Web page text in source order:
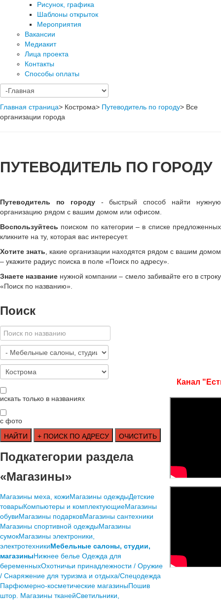
Рисунок, графика
Шаблоны открыток
Мероприятия
Вакансии
Медиакит
Лица проекта
Контакты
Способы оплаты
Главная страница> Кострома> Путеводитель по городу> Все
организации города
ПУТЕВОДИТЕЛЬ ПО ГОРОДУ
Путеводитель по городу- быстрый способ найти нужную
организацию рядом с вашим домом или офисом.
Воспользуйтесь поиском по категории – в списке предложенных
кликните на ту, которая вас интересует.
Хотите знать , какие организации находятся рядом с вашим домом
– укажите радиус поиска в поле «Поиск по адресу».
Знаете название нужной компании – смело забивайте его в строку
«Поиск по названию»
Поиск
искать только в названиях
с фото
Подкатегории раздела
«Магазины»
Mагазины меха, кожиMагазины одеждыДетские
товарыКомпьютеры и комплектующиеМагазины
обувиМагазины подарковМагазины сантехники
Магазины спортивной одеждыМагазины
сумокМагазины электроники,
электротехникиМебельные салоны, студии,
магазиныНижнее белье Одежда для
беременныхОхотничьи принадлежности / Оружие
/ Снаряжение для туризма и отдыха/Спецодежда
Парфюмерно-косметические магазиныПошив
штор. Магазины тканейСветильники,
Канал